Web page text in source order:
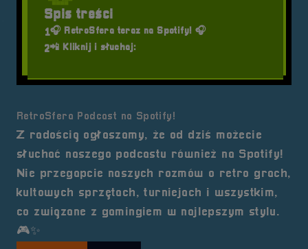
RetroSfera Podcast na Spotify!
Z radością ogłaszamy, że od dziś możecie
słuchać naszego podcastu również na Spotify!
Nie przegapcie naszych rozmów o retro grach,
kultowych sprzętach, turniejach i wszystkim,
co związane z gamingiem w najlepszym stylu.
🎮✨
Spis treści
1🎧 RetroSfera teraz na Spotify! 🎧
2📲 Kliknij i słuchaj: